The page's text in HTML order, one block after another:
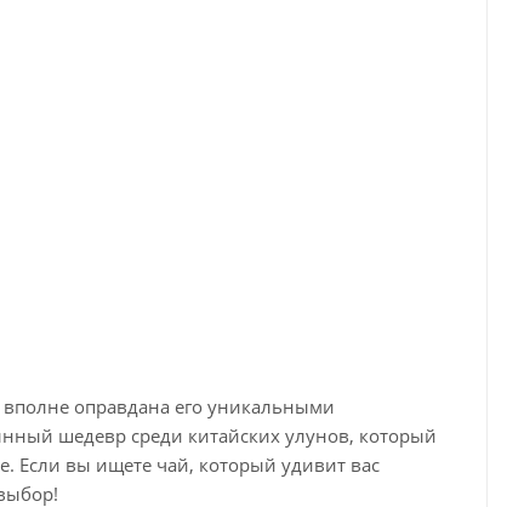
оправдана его уникальными
шедевр среди китайских улунов, который
Если вы ищете чай, который удивит вас